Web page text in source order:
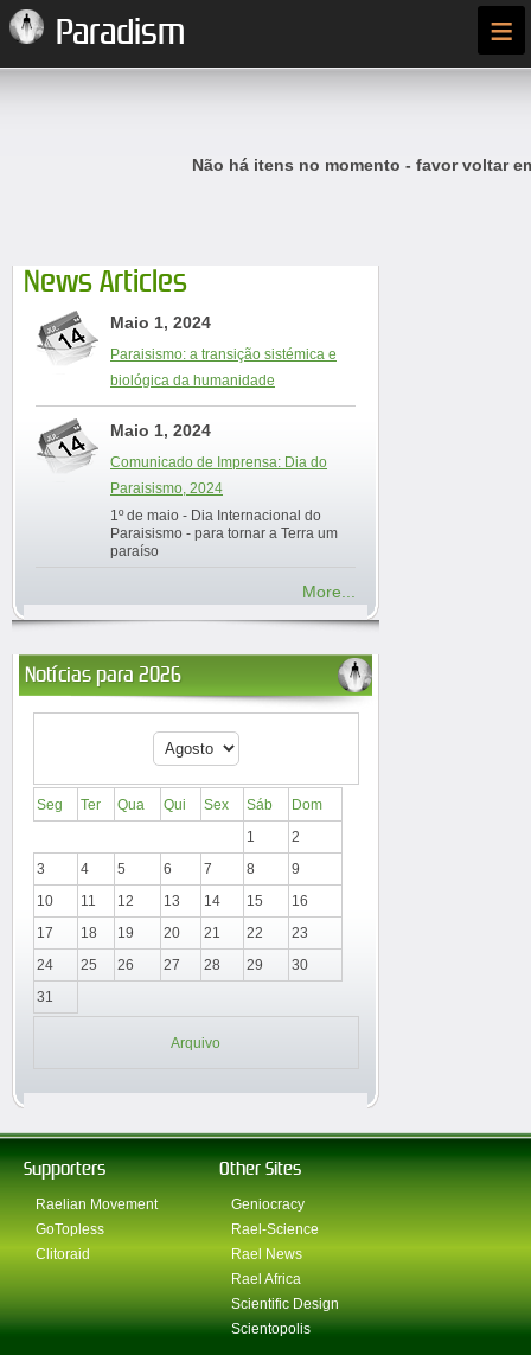
Paradism ≡
Não há itens no momento - favor voltar
News Articles
Maio 1, 2024
Paraisismo: a transição sistémica e
biológica da humanidade
Maio 1, 2024
Comunicado de Imprensa: Dia do
Paraisismo, 2024
1º de maio - Dia Internacional do
Paraisismo - para tornar a Terra um
paraíso
More...
Notícias para 2026
Seg Ter Qua Qui Sex Sáb
Dom
1
2
3
4 5 6 7 8
9
10
11 12 13 14 15
16
17
18 19 20 21 22
23
24
25 26 27 28 29
30
31
Arquivo
Supporters
Raelian Movement
GoTopless
Clitoraid
Other Sites
Geniocracy
Rael-Science
Rael News
Rael Africa
Scientific Design
Scientopolis